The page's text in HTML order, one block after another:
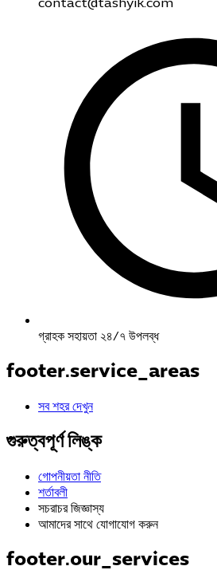
contact@tashyik.com
গ্রাহক সহায়তা ২৪/৭ উপলব্ধ
footer.service_areas
সব শহর দেখুন
গুরুত্বপূর্ণ লিঙ্ক
গোপনীয়তা নীতি
শর্তাবলী
সচরাচর জিজ্ঞাস্য
আমাদের সাথে যোগাযোগ করুন
footer.our_services